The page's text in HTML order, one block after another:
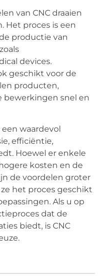
van CNC draaien
Het proces is een
productie van
devices.
geschikt voor de
producten,
bewerkingen snel en
waardevol
efficiëntie,
Hoewel er enkele
kosten en de
de voordelen groter
het proces geschikt
Als u op
dat de
biedt, is CNC